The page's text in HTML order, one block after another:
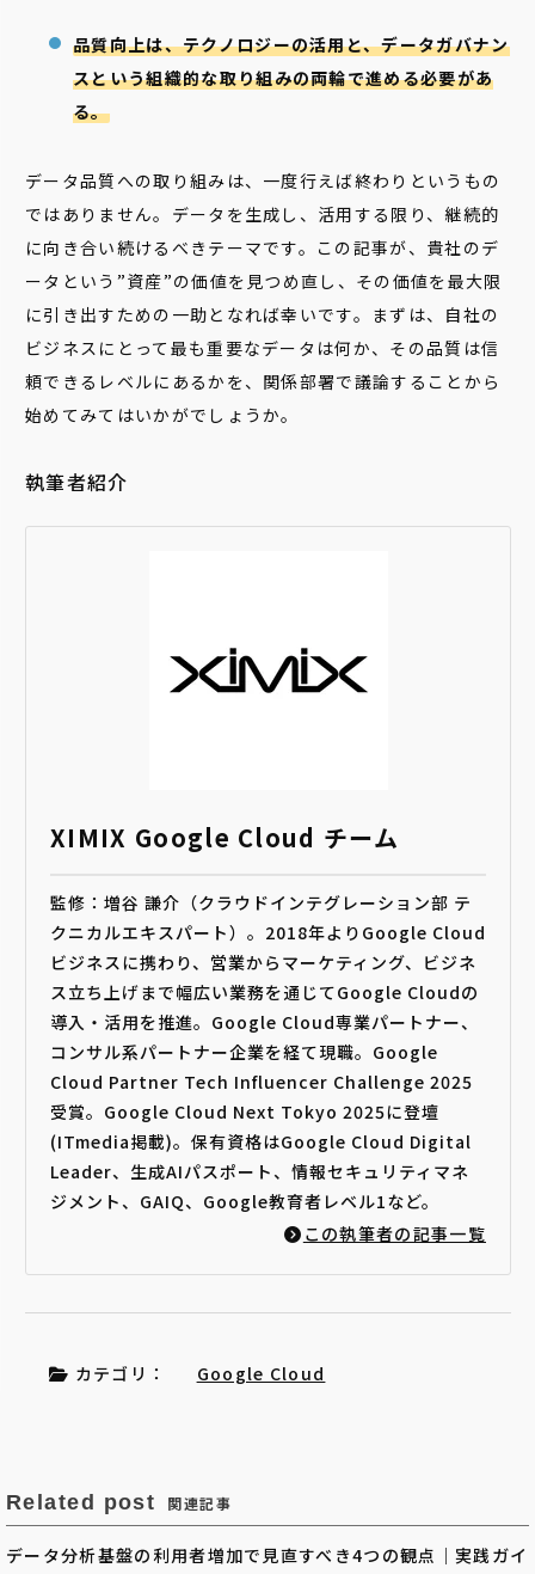
品質向上は、テクノロジーの活用と、データガバナン
スという組織的な取り組みの両輪で進める必要があ
る。
データ品質への取り組みは、一度行えば終わりというもの
ではありません。データを生成し、活用する限り、継続的
に向き合い続けるべきテーマです。この記事が、貴社のデ
ータという”資産”の価値を見つめ直し、その価値を最大限
に引き出すための一助となれば幸いです。まずは、自社の
ビジネスにとって最も重要なデータは何か、その品質は信
頼できるレベルにあるかを、関係部署で議論することから
始めてみてはいかがでしょうか。
執筆者紹介
XIMIX Google Cloud チーム
監修：増谷 謙介（クラウドインテグレーション部 テ
クニカルエキスパート）。2018年よりGoogle Cloud
ビジネスに携わり、営業からマーケティング、ビジネ
ス立ち上げまで幅広い業務を通じてGoogle Cloudの
導入・活用を推進。Google Cloud専業パートナー、
コンサル系パートナー企業を経て現職。Google
Cloud Partner Tech Influencer Challenge 2025
受賞。Google Cloud Next Tokyo 2025に登壇
(ITmedia掲載)。保有資格はGoogle Cloud Digital
Leader、生成AIパスポート、情報セキュリティマネ
ジメント、GAIQ、Google教育者レベル1など。
この執筆者の記事一覧
カテゴリ： Google Cloud
Related post 関連記事
データ分析基盤の利用者増加で見直すべき4つの観点｜実践ガイ